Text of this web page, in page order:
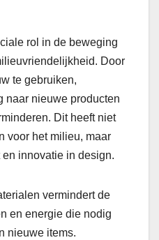
rol in de beweging
Door
te gebruiken,
naar nieuwe producten
Dit heeft niet
voor het milieu, maar
innovatie in design.
vermindert de
en energie die nodig
nieuwe items.